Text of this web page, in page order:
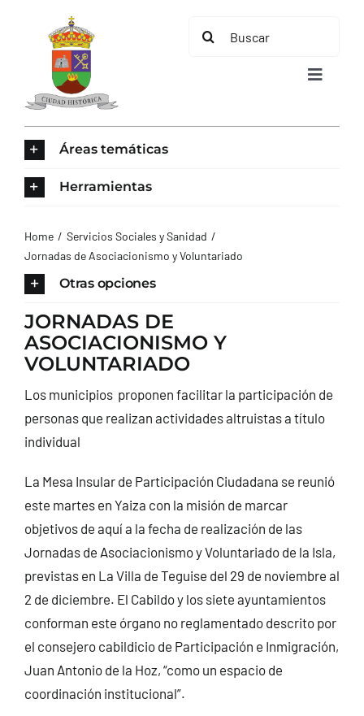
contenido
Buscar:
Toggle
AYUNTAMIENTO
TURISMO
CONTACTO
Áreas temáticas
Herramientas
Home
Servicios Sociales y Sanidad
Jornadas de Asociacionismo y Voluntariado
Otras opciones
JORNADAS DE
ASOCIACIONISMO Y
VOLUNTARIADO
Los municipios proponen facilitar la participación de
personas que realizan actividades altruistas a título
individual
La Mesa Insular de Participación Ciudadana se reunió
este martes en Yaiza con la misión de marcar
objetivos de aquí a la fecha de realización de las
Jornadas de Asociacionismo y Voluntariado de la Isla,
previstas en La Villa de Teguise del 29 de noviembre al
2 de diciembre. El Cabildo y los siete ayuntamientos
conforman este órgano no reglamentado descrito por
el consejero cabildicio de Participación e Inmigración,
Juan Antonio de la Hoz, “como un espacio de
coordinación institucional”.